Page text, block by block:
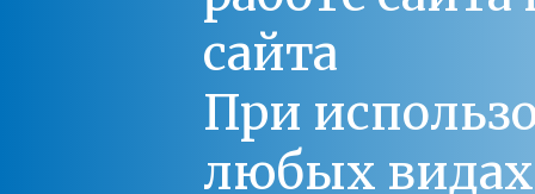
сайта
При
любых